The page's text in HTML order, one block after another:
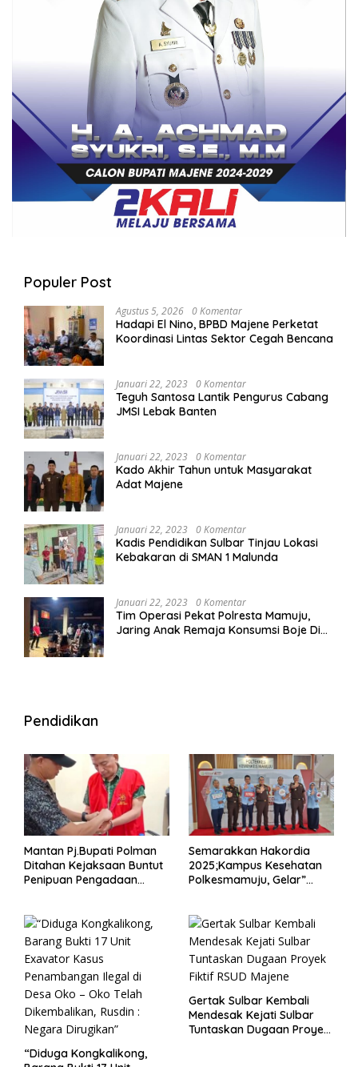
Populer Post
Agustus 5, 2026 0 Komentar
Hadapi El Nino, BPBD Majene Perketat
Koordinasi Lintas Sektor Cegah Bencana
Januari 22, 2023 0 Komentar
Teguh Santosa Lantik Pengurus Cabang
JMSI Lebak Banten
Januari 22, 2023 0 Komentar
Kado Akhir Tahun untuk Masyarakat
Adat Majene
Januari 22, 2023 0 Komentar
Kadis Pendidikan Sulbar Tinjau Lokasi
Kebakaran di SMAN 1 Malunda
Januari 22, 2023 0 Komentar
Tim Operasi Pekat Polresta Mamuju,
Jaring Anak Remaja Konsumsi Boje Di
Pendidikan
Mantan Pj.Bupati Polman
Ditahan Kejaksaan Buntut
Penipuan Pengadaan
Semarakkan Hakordia
2025;Kampus Kesehatan
Polkesmamuju, Gelar”
“Diduga Kongkalikong,
Gertak Sulbar Kembali
Mendesak Kejati Sulbar
Tuntaskan Dugaan Proyek